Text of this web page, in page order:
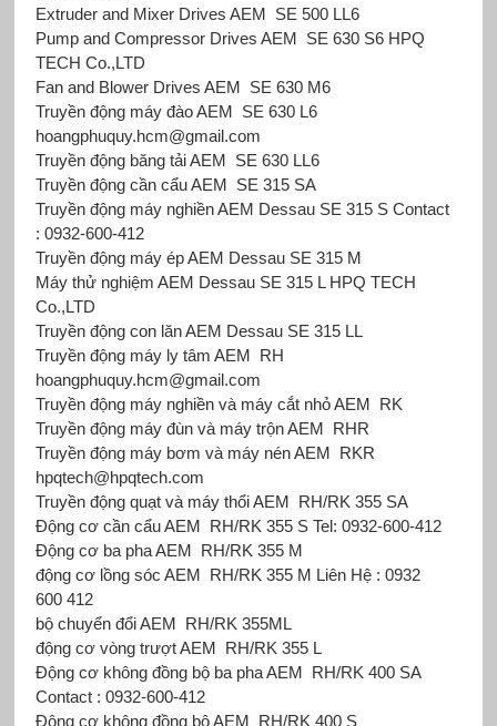
Extruder and Mixer Drives AEM SE 500 LL6
Pump and Compressor Drives AEM SE 630 S6 HPQ
TECH Co.,LTD
Fan and Blower Drives AEM SE 630 M6
Truyền động máy đào AEM SE 630 L6
hoangphuquy.hcm@gmail.com
Truyền động băng tải AEM SE 630 LL6
Truyền động cần cẩu AEM SE 315 SA
Truyền động máy nghiền AEM Dessau SE 315 S Contact
: 0932-600-412
Truyền động máy ép AEM Dessau SE 315 M
Máy thử nghiệm AEM Dessau SE 315 L HPQ TECH
Co.,LTD
Truyền động con lăn AEM Dessau SE 315 LL
Truyền động máy ly tâm AEM RH
hoangphuquy.hcm@gmail.com
Truyền động máy nghiền và máy cắt nhỏ AEM RK
Truyền động máy đùn và máy trộn AEM RHR
Truyền động máy bơm và máy nén AEM RKR
hpqtech@hpqtech.com
Truyền động quạt và máy thổi AEM RH/RK 355 SA
Động cơ cần cẩu AEM RH/RK 355 S Tel: 0932-600-412
Động cơ ba pha AEM RH/RK 355 M
động cơ lồng sóc AEM RH/RK 355 M Liên Hệ : 0932
600 412
bộ chuyển đổi AEM RH/RK 355ML
động cơ vòng trượt AEM RH/RK 355 L
Động cơ không đồng bộ ba pha AEM RH/RK 400 SA
Contact : 0932-600-412
Động cơ không đồng bộ AEM RH/RK 400 S